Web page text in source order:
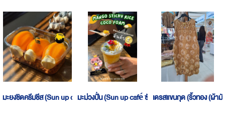
Direction
มะยงชิดครีมชีส (Sun up café ซันอัพ คาเฟ่)มะม่วงปั่น (Sun up café ซันอัพ คาเฟ่)เดรสแขนกุด (ริ้วทอง (ผ้า